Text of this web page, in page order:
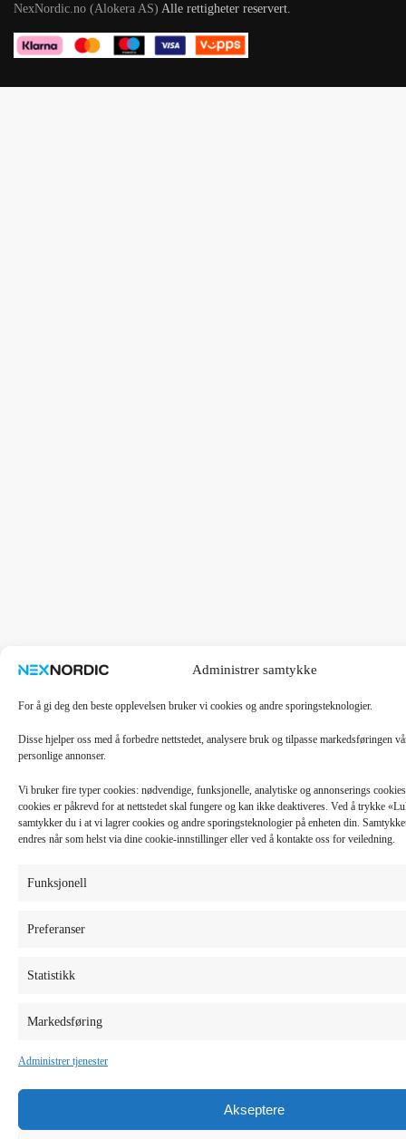
Administrer samtykke
For å gi deg den beste opplevelsen bruker vi cookies og andre sporingsteknologier.
Disse hjelper oss med å forbedre nettstedet, analysere bruk og tilpasse markedsføringen
personlige annonser.
Vi bruker fire typer cookies: nødvendige, funksjonelle, analytiske og annonserings
cookies er påkrevd for at nettstedet skal fungere og kan ikke deaktiveres. Ved å trykke
samtykker du i at vi lagrer cookies og andre sporingsteknologier på enheten din.
endres når som helst via dine cookie-innstillinger eller ved å kontakte oss for veiledning.
Funksjonell
Preferanser
Statistikk
Markedsføring
Administrer tjenester
Akseptere
NexNordic.no (Alokera AS) Alle rettigheter reservert.